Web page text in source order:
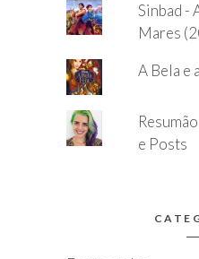
Sinbad -
Mares
A Bela e
e Posts